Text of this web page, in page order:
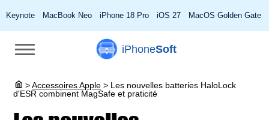
Keynote MacBook Neo iPhone 18 Pro iOS 27 MacOS Golden Gate
iPhoneSoft
> Accessoires Apple > Les nouvelles batteries HaloLock
d'ESR combinent MagSafe et praticité